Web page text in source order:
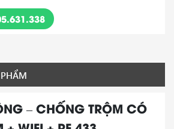
hoạt động khi bị ngắt điện
– CHỐNG TRỘM CÓ